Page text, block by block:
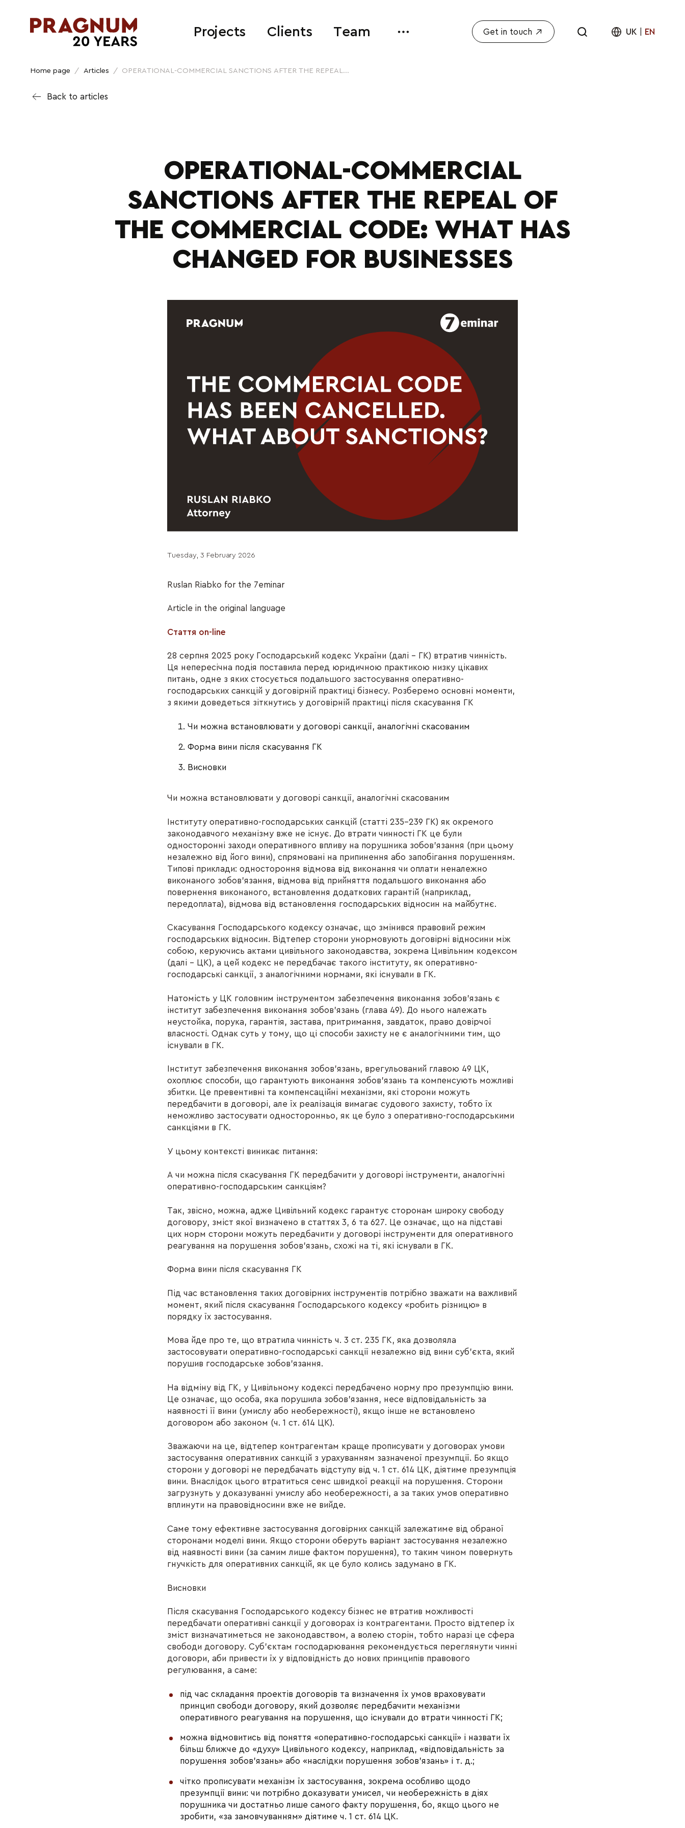
Projects Clients Team Get in touch UK EN
Home page / Articles / OPERATIONAL-COMMERCIAL SANCTIONS AFTER THE REPEAL...
Back to articles
OPERATIONAL-COMMERCIAL
SANCTIONS AFTER THE REPEAL OF
THE COMMERCIAL CODE: WHAT HAS
CHANGED FOR BUSINESSES
Tuesday, 3 February 2026
Ruslan Riabko for the 7eminar
Article in the original language
Стаття on-line
28 серпня 2025 року Господарський кодекс України (далі – ГК) втратив чинність.
Ця непересічна подія поставила перед юридичною практикою низку цікавих
питань, одне з яких стосується подальшого застосування оперативно-
господарських санкцій у договірній практиці бізнесу. Розберемо основні моменти,
з якими доведеться зіткнутись у договірній практиці після скасування ГК
Чи можна встановлювати у договорі санкції, аналогічні скасованим
Форма вини після скасування ГК
Висновки
Чи можна встановлювати у договорі санкції, аналогічні скасованим
Інституту оперативно-господарських санкцій (статті 235–239 ГК) як окремого
законодавчого механізму вже не існує. До втрати чинності ГК це були
односторонні заходи оперативного впливу на порушника зобов’язання (при цьому
незалежно від його вини), спрямовані на припинення або запобігання порушенням.
Типові приклади: одностороння відмова від виконання чи оплати неналежно
виконаного зобов’язання, відмова від прийняття подальшого виконання або
повернення виконаного, встановлення додаткових гарантій (наприклад,
передоплата), відмова від встановлення господарських відносин на майбутнє.
Скасування Господарського кодексу означає, що змінився правовий режим
господарських відносин. Відтепер сторони унормовують договірні відносини між
собою, керуючись актами цивільного законодавства, зокрема Цивільним кодексом
(далі – ЦК), а цей кодекс не передбачає такого інституту, як оперативно-
господарські санкції, з аналогічними нормами, які існували в ГК.
Натомість у ЦК головним інструментом забезпечення виконання зобов’язань є
інститут забезпечення виконання зобов’язань (глава 49). До нього належать
неустойка, порука, гарантія, застава, притримання, завдаток, право довірчої
власності. Однак суть у тому, що ці способи захисту не є аналогічними тим, що
існували в ГК.
Інститут забезпечення виконання зобов’язань, врегульований главою 49 ЦК,
охоплює способи, що гарантують виконання зобов’язань та компенсують можливі
збитки. Це превентивні та компенсаційні механізми, які сторони можуть
передбачити в договорі, але їх реалізація вимагає судового захисту, тобто їх
неможливо застосувати односторонньо, як це було з оперативно-господарськими
санкціями в ГК.
У цьому контексті виникає питання:
А чи можна після скасування ГК передбачити у договорі інструменти, аналогічні
оперативно-господарським санкціям?
Так, звісно, можна, адже Цивільний кодекс гарантує сторонам широку свободу
договору, зміст якої визначено в статтях 3, 6 та 627. Це означає, що на підставі
цих норм сторони можуть передбачити у договорі інструменти для оперативного
реагування на порушення зобов’язань, схожі на ті, які існували в ГК.
Форма вини після скасування ГК
Під час встановлення таких договірних інструментів потрібно зважати на важливий
момент, який після скасування Господарського кодексу «робить різницю» в
порядку їх застосування.
Мова йде про те, що втратила чинність ч. 3 ст. 235 ГК, яка дозволяла
застосовувати оперативно-господарські санкції незалежно від вини суб’єкта, який
порушив господарське зобов’язання.
На відміну від ГК, у Цивільному кодексі передбачено норму про презумпцію вини.
Це означає, що особа, яка порушила зобов’язання, несе відповідальність за
наявності її вини (умислу або необережності), якщо інше не встановлено
договором або законом (ч. 1 ст. 614 ЦК).
Зважаючи на це, відтепер контрагентам краще прописувати у договорах умови
застосування оперативних санкцій з урахуванням зазначеної презумпції. Бо якщо
сторони у договорі не передбачать відступу від ч. 1 ст. 614 ЦК, діятиме презумпція
вини. Внаслідок цього втратиться сенс швидкої реакції на порушення. Сторони
загрузнуть у доказуванні умислу або необережності, а за таких умов оперативно
вплинути на правовідносини вже не вийде.
Саме тому ефективне застосування договірних санкцій залежатиме від обраної
сторонами моделі вини. Якщо сторони оберуть варіант застосування незалежно
від наявності вини (за самим лише фактом порушення), то таким чином повернуть
гнучкість для оперативних санкцій, як це було колись задумано в ГК.
Висновки
Після скасування Господарського кодексу бізнес не втратив можливості
передбачати оперативні санкції у договорах із контрагентами. Просто відтепер їх
зміст визначатиметься не законодавством, а волею сторін, тобто наразі це сфера
свободи договору. Суб’єктам господарювання рекомендується переглянути чинні
договори, аби привести їх у відповідність до нових принципів правового
регулювання, а саме:
під час складання проектів договорів та визначення їх умов враховувати
принцип свободи договору, який дозволяє передбачити механізми
оперативного реагування на порушення, що існували до втрати чинності ГК;
можна відмовитись від поняття «оперативно-господарські санкції» і назвати їх
більш ближче до «духу» Цивільного кодексу, наприклад, «відповідальність за
порушення зобов’язань» або «наслідки порушення зобов’язань» і т. д.;
чітко прописувати механізм їх застосування, зокрема особливо щодо
презумпції вини: чи потрібно доказувати умисел, чи необережність в діях
порушника чи достатньо лише самого факту порушення, бо, якщо цього не
зробити, «за замовчуванням» діятиме ч. 1 ст. 614 ЦК.